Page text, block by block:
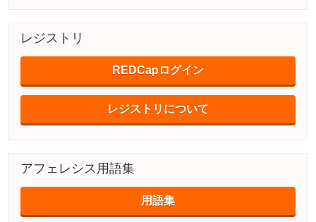
レジストリ
REDCapログイン
レジストリについて
アフェレシス用語集
用語集